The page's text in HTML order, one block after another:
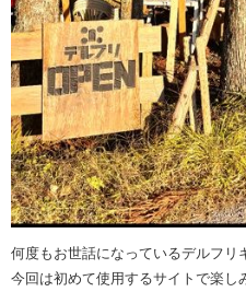
何度もお世話になっているデルフ
今回は初めて使用するサイトで楽し